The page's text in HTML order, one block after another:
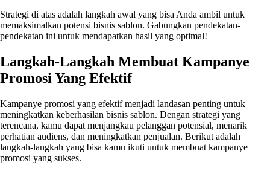
Strategi di atas adalah langkah awal yang bisa Anda ambil untuk
memaksimalkan potensi bisnis sablon. Gabungkan pendekatan-
pendekatan ini untuk mendapatkan hasil yang optimal!
Langkah-Langkah Membuat Kampanye
Promosi Yang Efektif
Kampanye promosi yang efektif menjadi landasan penting untuk
meningkatkan keberhasilan bisnis sablon. Dengan strategi yang
terencana, kamu dapat menjangkau pelanggan potensial, menarik
perhatian audiens, dan meningkatkan penjualan. Berikut adalah
langkah-langkah yang bisa kamu ikuti untuk membuat kampanye
promosi yang sukses.